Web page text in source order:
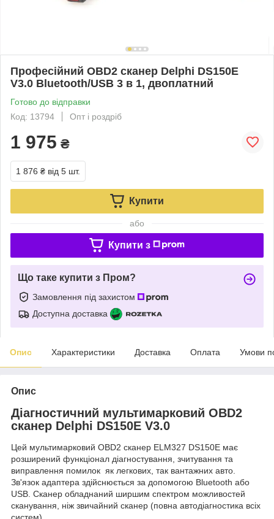
Професійний OBD2 сканер Delphi DS150E
V3.0 Bluetooth/USB 3 в 1, двоплатний
Готово до відправки
Код: 13794
Опт і роздріб
1 975 ₴
1 876 ₴ від 5 шт.
Купити
або
Купити з
Що таке купити з Пром?
Замовлення під захистом
Доступна доставка
Опис Характеристики Доставка Оплата Умови
Опис
Діагностичний мультимарковий OBD2
сканер Delphi DS150E V3.0
Цей мультимарковий OBD2 сканер ELM327 DS150E має
розширений функціонал діагностування, зчитування та
виправлення помилок як легкових, так вантажних авто.
Зв'язок адаптера здійснюється за допомогою Bluetooth або
USB. Сканер обладнаний ширшим спектром можливостей
сканування, ніж звичайний сканер (повна автодіагностика всіх